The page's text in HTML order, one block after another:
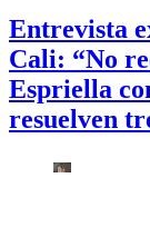
Entrevista
Cali: “No
Espriella
resuelven